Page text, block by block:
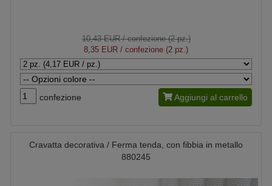
10,43 EUR/ confezione (2 pz.)
8,35 EUR / confezione (2 pz.)
confezione Aggiungi al carrello
Cravatta decorativa / Ferma tenda, con fibbia in metallo
880245